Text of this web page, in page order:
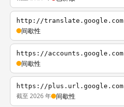
http://translate.google.com
间歇性
https://accounts.google.com
间歇性
https://plus.url.google.com
截至 2026 年 间歇性